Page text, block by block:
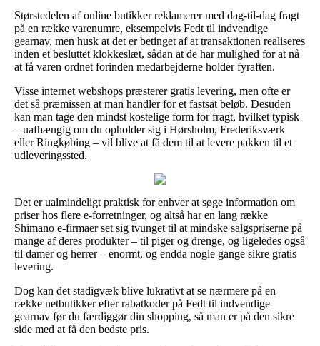
Størstedelen af online butikker reklamerer med dag-til-dag fragt
på en række varenumre, eksempelvis Fedt til indvendige
gearnav, men husk at det er betinget af at transaktionen realiseres
inden et besluttet klokkeslæt, sådan at de har mulighed for at nå
at få varen ordnet forinden medarbejderne holder fyraften.
Visse internet webshops præsterer gratis levering, men ofte er
det så præmissen at man handler for et fastsat beløb. Desuden
kan man tage den mindst kostelige form for fragt, hvilket typisk
– uafhængig om du opholder sig i Hørsholm, Frederiksværk
eller Ringkøbing – vil blive at få dem til at levere pakken til et
udleveringssted.
Det er ualmindeligt praktisk for enhver at søge information om
priser hos flere e-forretninger, og altså har en lang række
Shimano e-firmaer set sig tvunget til at mindske salgspriserne på
mange af deres produkter – til piger og drenge, og ligeledes også
til damer og herrer – enormt, og endda nogle gange sikre gratis
levering.
Dog kan det stadigvæk blive lukrativt at se nærmere på en
række netbutikker efter rabatkoder på Fedt til indvendige
gearnav før du færdiggør din shopping, så man er på den sikre
side med at få den bedste pris.